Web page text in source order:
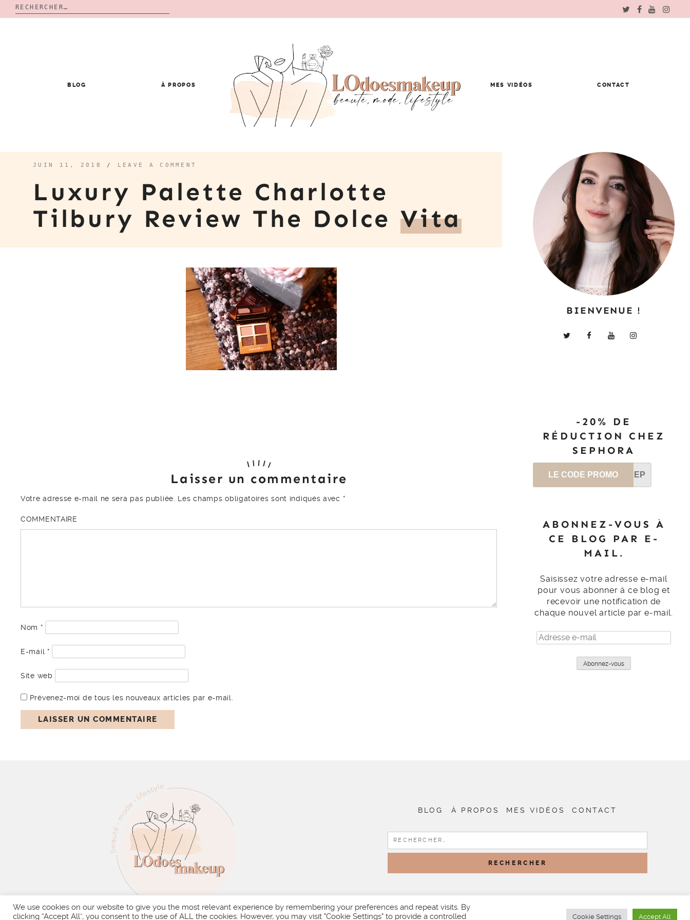
Rechercher :
BLOG À PROPOS MES VIDÉOS CONTACT
JUIN 11, 2018 / LEAVE A COMMENT
Luxury Palette Charlotte
Tilbury Review The Dolce Vita
Laisser un commentaire
Votre adresse e-mail ne sera pas publiée. Les champs obligatoires sont indiqués avec *
COMMENTAIRE
Nom *
E-mail *
Site web
Prévenez-moi de tous les nouveaux articles par e-mail.
BIENVENUE !
-20% DE
RÉDUCTION CHEZ
SEPHORA
LE CODE PROMO SEP
ABONNEZ-VOUS À
CE BLOG PAR E-
MAIL.
Saisissez votre adresse e-mail
pour vous abonner à ce blog et
recevoir une notification de
chaque nouvel article par e-mail.
Adresse
e-
Abonnez-vous
BLOG À PROPOS MES VIDÉOS CONTACT
RECHERCHER :
We use cookies on our website to give you the most relevant experience by remembering your preferences and repeat visits. By
clicking “Accept All”, you consent to the use of ALL the cookies. However, you may visit "Cookie Settings" to provide a controlled
Cookie Settings Accept All